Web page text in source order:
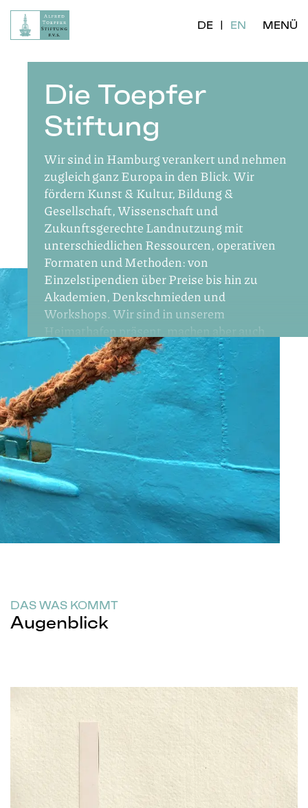
DE EN MENÜ
Die Toepfer
Stiftung
Wir sind in Hamburg verankert und nehmen
zugleich ganz Europa in den Blick. Wir
fördern Kunst & Kultur, Bildung &
Gesellschaft, Wissenschaft und
Zukunftsgerechte Landnutzung mit
unterschiedlichen Ressourcen, operativen
Formaten und Methoden: von
Einzelstipendien über Preise bis hin zu
Akademien, Denkschmieden und
Workshops. Wir sind in unserem
Heimathafen präsent, machen aber auch
immer wieder neugierig die Leinen los und
setzen mit Mut die Segel neu.
DAS WAS KOMMT
Augenblick